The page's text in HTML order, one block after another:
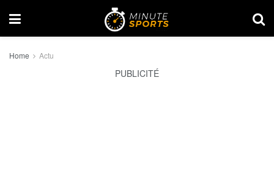
Home Actu
PUBLICITÉ